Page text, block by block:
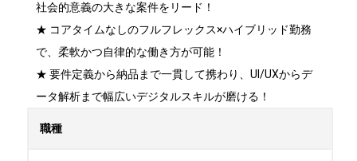
社会的意義の大きな案件をリード！
★ コアタイムなしのフルフレックス×ハイブリッド勤務
で、柔軟かつ自律的な働き方が可能！
★ 要件定義から納品まで一貫して携わり、UI/UXからデ
ータ解析まで幅広いデジタルスキルが磨ける！
職種